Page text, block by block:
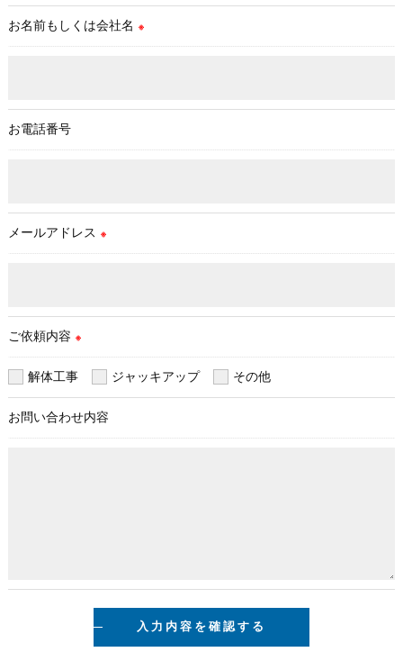
＜個人情報の委託について＞
適切な監督を行います。
理対策を実施します。
＜個人情報を与えなかった場合に生じる結果＞
＜個人情報の開示･訂正・削除･利用停止の手続について＞
当社では、お客様の個人情報の開示･訂正･削除・利用停止の手
続を定めさせて頂いております。
ご本人である事を確認のうえ、対応させて頂きます。
個人情報の開示･訂正･削除・利用停止の具体的手続きにつきま
お名前もしくは会社名 ※
お電話番号
メールアドレス ※
ご依頼内容 ※
解体工事 ジャッキアップ その他
お問い合わせ内容